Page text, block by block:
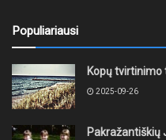
Populiariausi
Kopų tvirtinimo
2025-09-26
Pakražantiškių